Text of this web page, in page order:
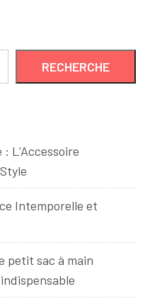
RECHERCHE
L’Accessoire
Intemporelle et
petit sac à main